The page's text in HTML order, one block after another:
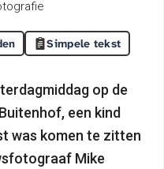
Simpele tekst
op de
een kind
was komen te zitten
Mike